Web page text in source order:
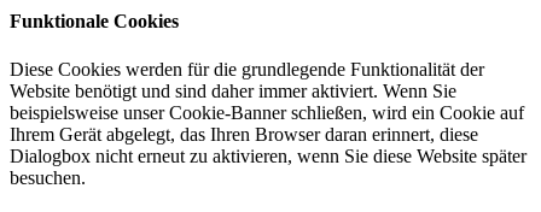
Funktionale Cookies
Diese Cookies werden für die grundlegende Funktionalität der
Website benötigt und sind daher immer aktiviert. Wenn Sie
beispielsweise unser Cookie-Banner schließen, wird ein Cookie auf
Ihrem Gerät abgelegt, das Ihren Browser daran erinnert, diese
Dialogbox nicht erneut zu aktivieren, wenn Sie diese Website später
besuchen.